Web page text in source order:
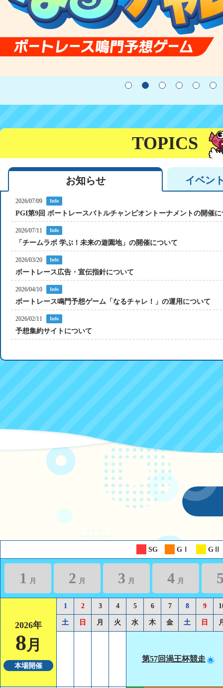
TOPICS
お知らせ イベン
2026/07/09 Info
PGI第9回 ボートレースバトルチャンピオントーナメントの開催
2026/07/11 Info
「チームラボ 学ぶ！未来の遊園地」の開催について
2026/03/20 Info
ボートレース広告・宣伝指針について
2026/04/10 Info
ボートレース鳴門予想ゲーム「なるチャレ！」の運用について
2026/02/11 Info
予想集約サイトについて
2026年8月6日4R2着のゴール写真判定画像です
2026/08/05 NEW Info
9月6日（日）開催！ボートレース鳴門 整備棟UZUWAY見学ツア
2026/07/25
横断幕掲出終了のお知らせ
福井支部の塩嶋泰空選手が初勝利！
Info
なるちゃんeクラブキャッシュレスカードの会員ランク制度廃止に
SG GⅠ GⅡ
1 月 2 月 3 月 4 月
2026年
8月
本場開催
1 2 3 4 5 6 7 8 9
土 日 月 火 水 木 金 土 日
第57回渦王杯競走